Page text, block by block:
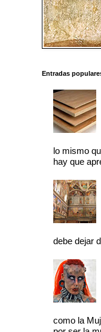
Entradas
lo mismo
hay que
debe dejar
como la